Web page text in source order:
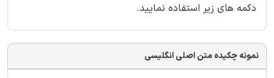
دکمه های زیر استفاده نمایید.
نمونه چکیده متن اصلی انگلیسی